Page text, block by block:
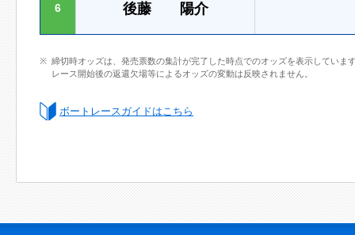
6 後藤 陽介
締切時オッズは、発売票数の集計が完了した時点でのオッズを表示していま
レース開始後の返還欠場等によるオッズの変動は反映されません。
ボートレースガイドはこちら